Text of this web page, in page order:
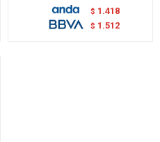
$ 1.418
$ 1.512